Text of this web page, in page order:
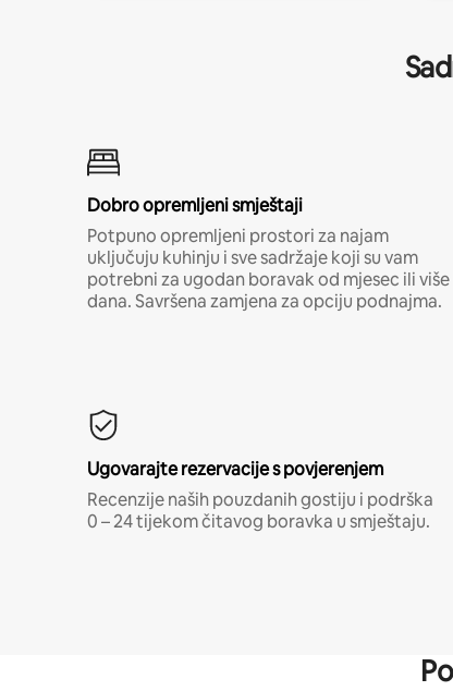
Dobro opremljeni smještaji
Potpuno opremljeni prostori za najam
uključuju kuhinju i sve sadržaje koji su vam
potrebni za ugodan boravak od mjesec ili više
dana. Savršena zamjena za opciju podnajma.
Ugovarajte rezervacije s povjerenjem
Recenzije naših pouzdanih gostiju i podrška
0 – 24 tijekom čitavog boravka u smještaju.